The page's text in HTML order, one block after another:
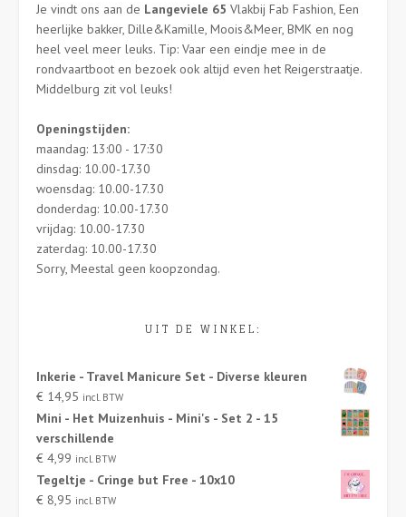
Je vindt ons aan de Langeviele 65 Vlakbij Fab Fashion, Een
heerlijke bakker, Dille&Kamille, Moois&Meer, BMK en nog
heel veel meer leuks. Tip: Vaar een eindje mee in de
rondvaartboot en bezoek ook altijd even het Reigerstraatje.
Middelburg zit vol leuks!
Openingstijden:
maandag: 13:00 - 17:30
dinsdag: 10.00-17.30
woensdag: 10.00-17.30
donderdag: 10.00-17.30
vrijdag: 10.00-17.30
zaterdag: 10.00-17.30
Sorry, Meestal geen koopzondag.
UIT DE WINKEL:
Inkerie - Travel Manicure Set - Diverse kleuren
€ 14,95 incl. BTW
Mini - Het Muizenhuis - Mini's - Set 2 - 15
verschillende
€ 4,99 incl. BTW
Tegeltje - Cringe but Free - 10x10
€ 8,95 incl. BTW